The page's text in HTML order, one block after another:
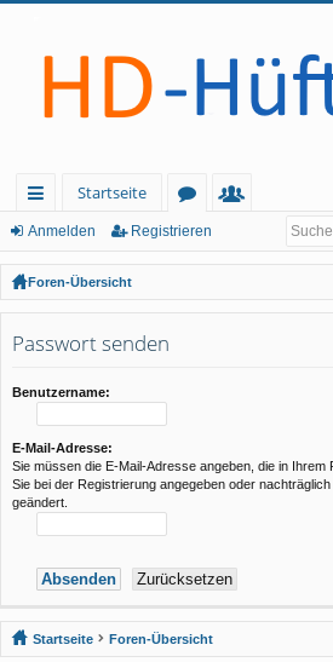
ch
ne
llz
ug
Startseite
or
en
lie
de
Anmelden Registrieren
Foren-Übersicht
Passwort senden
Benutzername:
E-Mail-Adresse:
Sie müssen die E-Mail-Adresse angeben, die in Ihrem
Sie bei der Registrierung angegeben oder
geändert.
Startseite Foren-Übersicht